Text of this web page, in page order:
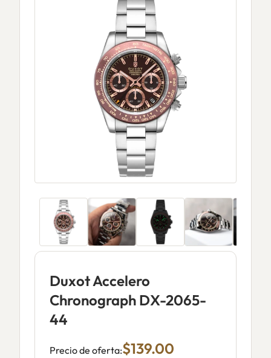
Duxot Accelero
Chronograph DX-2065-
44
Precio de oferta:$139.00